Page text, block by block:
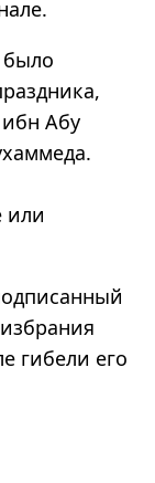
было
Абу
или
гибели его